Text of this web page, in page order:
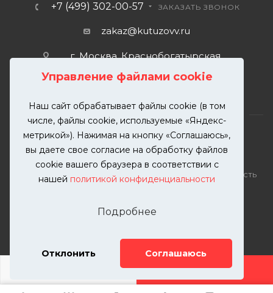
Управление файлами cookie
Наш сайт обрабатывает файлы cookie (в том
числе, файлы cookie, используемые «Яндекс-
метрикой»). Нажимая на кнопку «Соглашаюсь»,
вы даете свое согласие на обработку файлов
cookie вашего браузера в соответствии с
нашей политикой конфиденциальности
Подробнее
Отклонить Соглашаюсь
ДОБАВИТЬ УСЛУГУ
+7 (499) 302-00-57 ЗАКАЗАТЬ ЗВОНОК
zakaz@kutuzovv.ru
г. Москва, Краснобогатырская
2026 © KUTUZOVV | Кузовной ремонт и покраска
автомобилей. Вся информация на сайте – собственность
разрешения запрещена. Все права защищены.
Телефон: 8(499)-302-00-57